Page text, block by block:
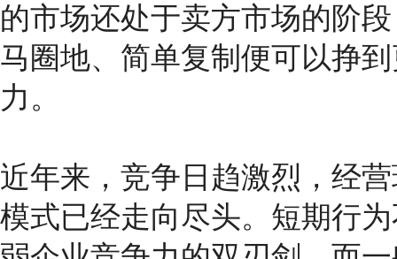
的市场还处于卖方市场的阶
马圈地、简单复制便可以挣
力。
近年来，竞争日趋激烈，经
模式已经走向尽头。短期行